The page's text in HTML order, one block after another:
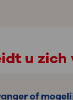
u zich
of